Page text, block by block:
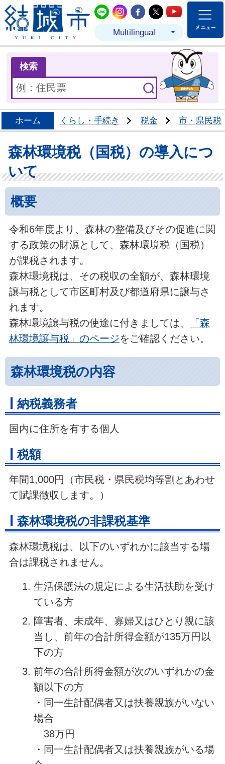
結城市公式LINE
結城市公式Instagram
結城市公式
結城市公式
結城市
Multilingual
検索
ホーム くらし・手続き 税金 市・県民税
森林環境税（国税）の導入につ
いて
概要
令和6年度より、森林の整備及びその促進に関
する政策の財源として、森林環境税（国税）
が課税されます。
森林環境税は、その税収の全額が、森林環境
譲与税として市区町村及び都道府県に譲与さ
れます。
森林環境譲与税の使途に付きましては、
「森
林環境譲与税」のページをご確認ください。
森林環境税の内容
納税義務者
国内に住所を有する個人
税額
年間1,000円（市民税・県民税均等割とあわせ
て賦課徴収します。）
森林環境税の非課税基準
森林環境税は、以下のいずれかに該当する場
合は課税されません。
生活保護法の規定による生活扶助を受け
ている方
障害者、未成年、寡婦又はひとり親に該
当し、前年の合計所得金額が135万円以
下の方
前年の合計所得金額が次のいずれかの金
額以下の方
・同一生計配偶者又は扶養親族がいない
場合
38万円
・同一生計配偶者又は扶養親族がいる場